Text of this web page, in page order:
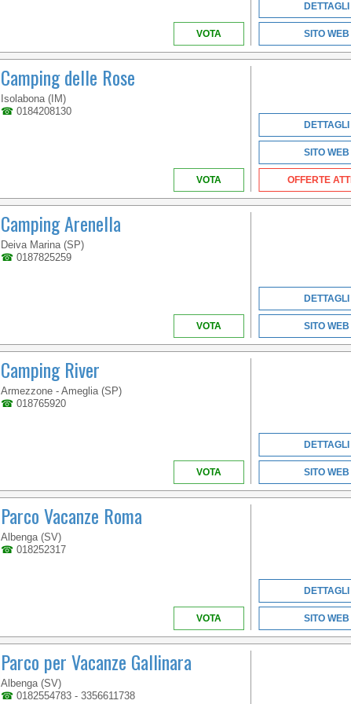
VOTA
DETTAGLI
SITO WEB
Camping delle Rose
Isolabona (IM)
☎ 0184208130
VOTA
DETTAGLI
SITO WEB
OFFERTE
Camping Arenella
Deiva Marina (SP)
☎ 0187825259
VOTA
DETTAGLI
SITO WEB
Camping River
Armezzone - Ameglia (SP)
☎ 018765920
VOTA
DETTAGLI
SITO WEB
Parco Vacanze Roma
Albenga (SV)
☎ 018252317
VOTA
DETTAGLI
SITO WEB
Parco per Vacanze Gallinara
Albenga (SV)
☎ 0182554783 - 3356611738